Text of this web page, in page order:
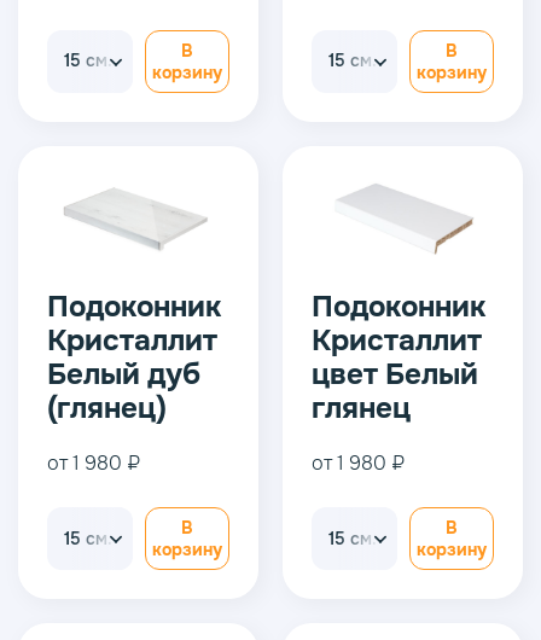
15 см.
В
корзину
15 см.
В
корзину
Подоконник
Кристаллит
Белый дуб
(глянец)
от 1 980 ₽
15 см.
В
корзину
Подоконник
Кристаллит
цвет Белый
глянец
от 1 980 ₽
15 см.
В
корзину